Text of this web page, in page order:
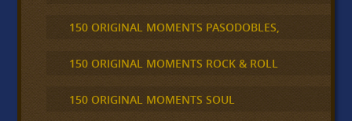
150 ORIGINAL MOMENTS PASODOBLES,
150 ORIGINAL MOMENTS ROCK & ROLL
150 ORIGINAL MOMENTS SOUL